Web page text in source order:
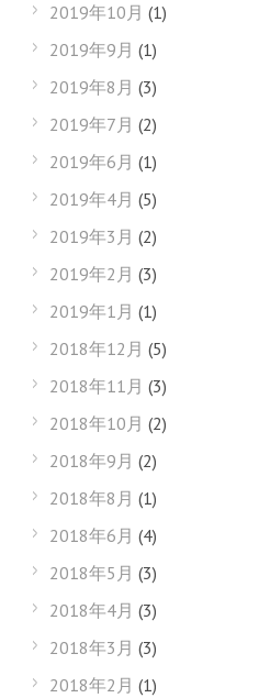
2019年10月 (1)
2019年9月 (1)
2019年8月 (3)
2019年7月 (2)
2019年6月 (1)
2019年4月 (5)
2019年3月 (2)
2019年2月 (3)
2019年1月 (1)
2018年12月 (5)
2018年11月 (3)
2018年10月 (2)
2018年9月 (2)
2018年8月 (1)
2018年6月 (4)
2018年5月 (3)
2018年4月 (3)
2018年3月 (3)
2018年2月 (1)